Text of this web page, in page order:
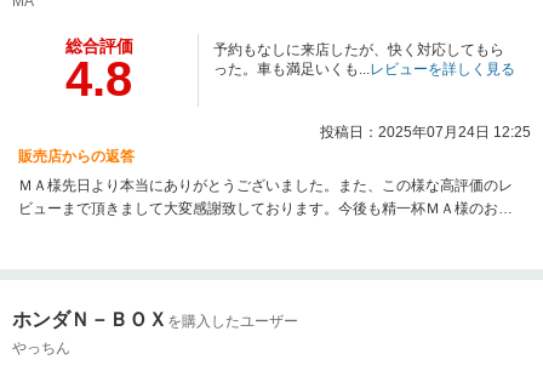
総合評価
4.8
予約もなしに来店したが、快く対応してもら
った。車も満足いくも...レビューを詳しく見る
投稿日：2025年07月24日 12:25
販売店からの返答
ＭＡ様先日より本当にありがとうございました。また、この様な高評価のレ
ビューまで頂きまして大変感謝致しております。今後も精一杯ＭＡ様のお車
せ。お盆休み外出されると思いますが安全運転でお楽しみ下さい。
ホンダＮ－ＢＯＸ を購入したユーザー
やっちん